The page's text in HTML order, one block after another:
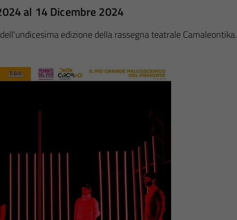
al 14 Dicembre 2024
edizione della rassegna teatrale Camaleontika.